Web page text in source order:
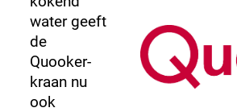
water geeft
de
Quooker-
kraan nu
ook